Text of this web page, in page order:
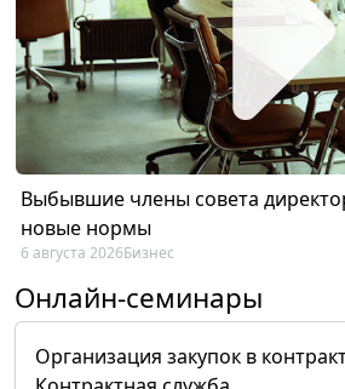
Выбывшие члены совета
новые нормы
6 августа 2026Бизнес
Онлайн-семинары
Организация закупок в